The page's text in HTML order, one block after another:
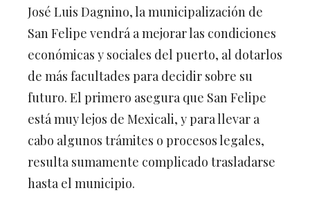
José Luis Dagnino, la municipalización de
San Felipe vendrá a mejorar las condiciones
económicas y sociales del puerto, al dotarlos
de más facultades para decidir sobre su
futuro. El primero asegura que San Felipe
está muy lejos de Mexicali, y para llevar a
cabo algunos trámites o procesos legales,
resulta sumamente complicado trasladarse
hasta el municipio.